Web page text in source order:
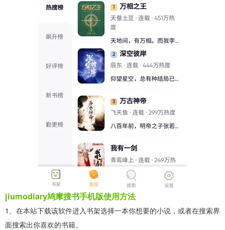
jiumodiary鸠摩搜书手机版使用方法
1、在本站下载该软件进入书架选择一本你想要的小说，或者在搜索界
面搜索出你喜欢的书籍。